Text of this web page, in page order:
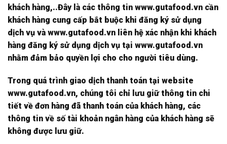
khách hàng,..Đây là các thông tin www.gutafood.vn cần
khách hàng cung cấp bắt buộc khi đăng ký sử dụng
dịch vụ và www.gutafood.vn liên hệ xác nhận khi khách
hàng đăng ký sử dụng dịch vụ tại www.gutafood.vn
nhằm đảm bảo quyền lợi cho cho người tiêu dùng.
Trong quá trình giao dịch thanh toán tại website
www.gutafood.vn, chúng tôi chỉ lưu giữ thông tin chi
tiết về đơn hàng đã thanh toán của khách hàng, các
thông tin về số tài khoản ngân hàng của khách hàng sẽ
không được lưu giữ.